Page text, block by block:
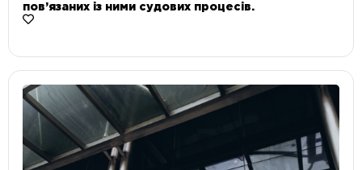
пов’язаних із ними судових процесів.